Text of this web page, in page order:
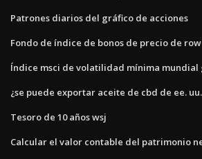
Patrones diarios del gráfico de acciones
Fondo de índice de bonos de precio de
Índice msci de volatilidad mínima mundial
¿se puede exportar aceite de cbd de ee. uu.
Tesoro de 10 años wsj
Calcular el valor contable del patrimonio